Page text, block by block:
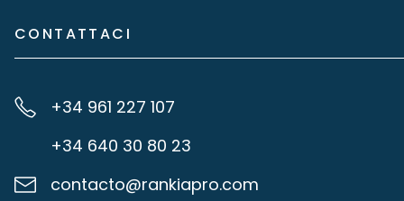
CONTATTACI
+34 961 227 107
+34 640 30 80 23
contacto@rankiapro.com